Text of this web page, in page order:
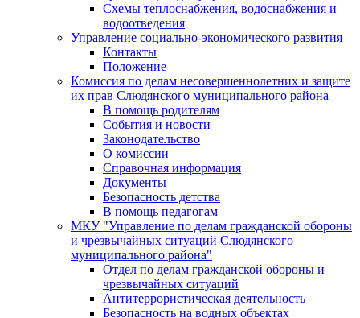
Схемы теплоснабжения, водоснабжения и
водоотведения
Управление социально-экономического развития
Контакты
Положение
Комиссия по делам несовершеннолетних и защите
их прав Слюдянского муниципального района
В помощь родителям
События и новости
Законодательство
О комиссии
Справочная информация
Документы
Безопасность детства
В помощь педагогам
МКУ "Управление по делам гражданской обороны
и чрезвычайных ситуаций Слюдянского
муниципального района"
Отдел по делам гражданской обороны и
чрезвычайных ситуаций
Антитеррористическая деятельность
Безопасность на водных объектах